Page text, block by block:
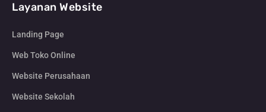
Layanan Website
Landing Page
Web Toko Online
Website Perusahaan
Website Sekolah